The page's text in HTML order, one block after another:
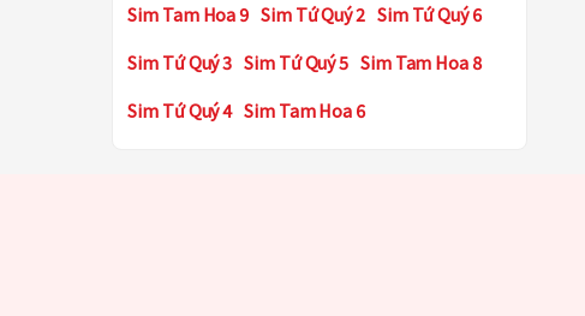
Sim Tam Hoa 9 Sim Tứ Quý 2 Sim Tứ Quý 6
Sim Tứ Quý 3 Sim Tứ Quý 5 Sim Tam Hoa 8
Sim Tứ Quý 4 Sim Tam Hoa 6